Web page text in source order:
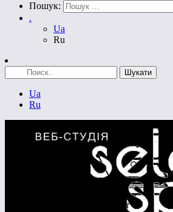
Пошук:
.
Ua
Ru
Ua
Ru